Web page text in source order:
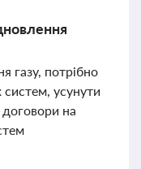
газу, потрібно
систем, усунути
договори на